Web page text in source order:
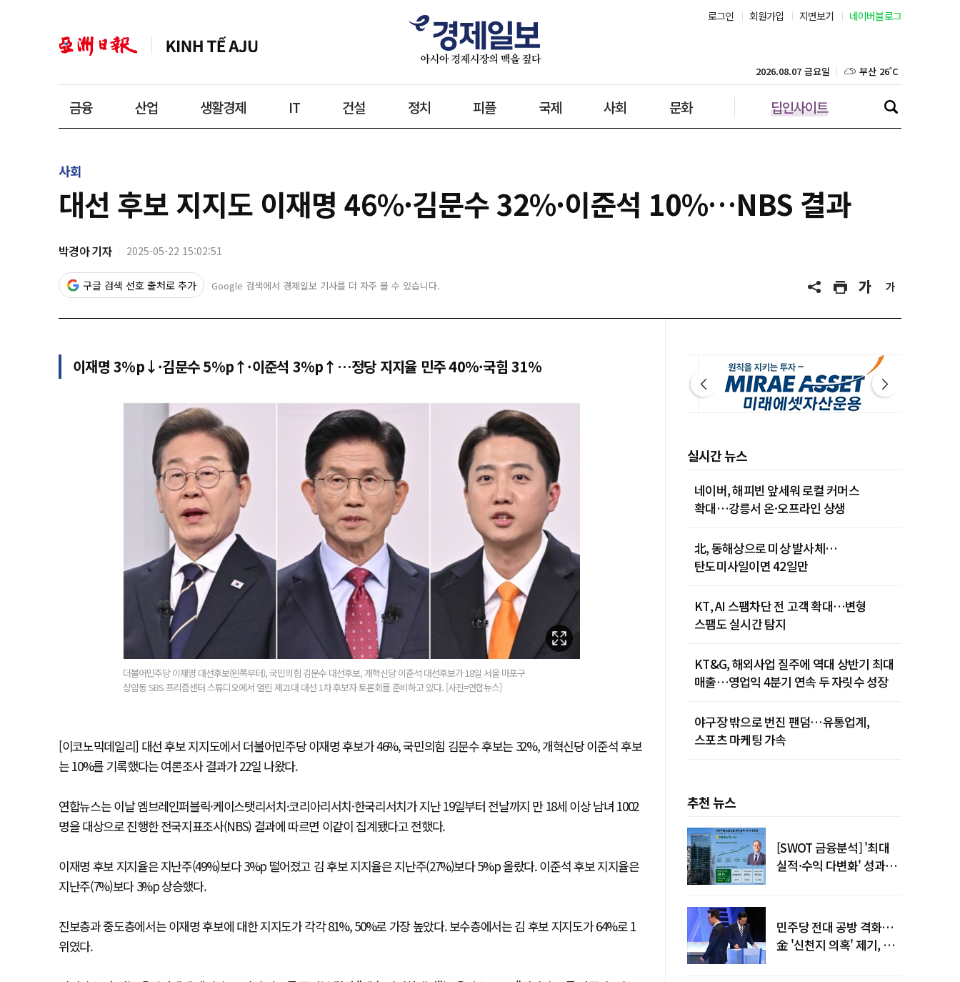
로그인 회원가입 지면보기 네이버블로그
금융 산업 생활경제 IT 건설 정치 피플 국제 사회 문화 딥인사이트
2026.08.07 금요일 대구 23˚C
인천 28˚C
제주 28˚C
사회
대선 후보 지지도 이재명 46%·김문수 32%·이준석 10%…NBS 결과
박경아 기자 2025-05-22 15:02:51
구글 검색 선호 출처로 추가 Google 검색에서 경제일보 기사를 더 자주 볼 수 있습니다.
이재명 3%p↓·김문수 5%p↑·이준석 3%p↑…정당 지지율 민주 40%·국힘 31%
더불어민주당 이재명 대선후보(왼쪽부터), 국민의힘 김문수 대선후보, 개혁신당 이준석 대선후보가 18일 서울 마포구
상암동 SBS 프리즘센터 스튜디오에서 열린 제21대 대선 1차 후보자 토론회를 준비하고 있다. [사진=연합뉴스]
[이코노믹데일리] 대선 후보 지지도에서 더불어민주당 이재명 후보가 46%, 국민의힘 김문수 후보는 32%, 개혁신당 이준석 후보
는 10%를 기록했다는 여론조사 결과가 22일 나왔다.
연합뉴스는 이날 엠브레인퍼블릭·케이스탯리서치·코리아리서치·한국리서치가 지난 19일부터 전날까지 만 18세 이상 남녀 1002
명을 대상으로 진행한 전국지표조사(NBS) 결과에 따르면 이같이 집계됐다고 전했다.
이재명 후보 지지율은 지난주(49%)보다 3%p 떨어졌고 김 후보 지지율은 지난주(27%)보다 5%p 올랐다. 이준석 후보 지지율은
지난주(7%)보다 3%p 상승했다.
진보층과 중도층에서는 이재명 후보에 대한 지지도가 각각 81%, 50%로 가장 높았다. 보수층에서는 김 후보 지지도가 64%로 1
위였다.
실시간 뉴스
네이버, 해피빈 앞세워 로컬 커머스
확대…강릉서 온·오프라인 상생
北, 동해상으로 미상 발사체…
탄도미사일이면 42일만
KT, AI 스팸차단 전 고객 확대…변형
스팸도 실시간 탐지
KT&G, 해외사업 질주에 역대 상반기 최대
매출…영업익 4분기 연속 두 자릿수 성장
야구장 밖으로 번진 팬덤…유통업계,
스포츠 마케팅 가속
추천 뉴스
[SWOT 금융분석] '최대
실적·수익 다변화' 성과…
민주당 전대 공방 격화…
金 '신천지 의혹' 제기, 鄭